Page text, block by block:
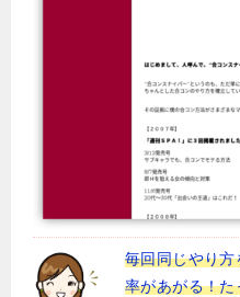
毎回同じやり
率があがる！